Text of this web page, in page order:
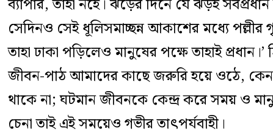
ব্যাপার, তাহা নহে। ঝড়ের দিনে যে ঝড়ই সর্বপ্রধান
সেদিনও সেই ধূলিসমাচ্ছন্ন আকাশের মধ্যে
তাহা ঢাকা পড়িলেও মানুষের পক্ষে তাহাই
জীবন-পাঠ আমাদের কাছে জরুরি হয়ে ওঠে,
থাকে না; ঘটমান জীবনকে কেন্দ্র করে সময় ও
চেনা তাই এই সময়েও গভীর তাৎপর্যবাহী।